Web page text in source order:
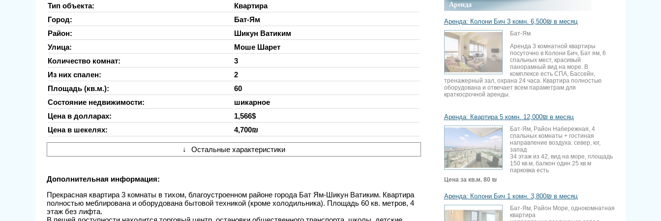
Тип объекта:
Квартира
Город:
Бат-Ям
Район:
Шикун Ватиким
Улица:
Моше Шарет
Количество комнат:
3
Из них спален:
2
Площадь (кв.м.):
60
Состояние недвижимости:
шикарное
Цена в долларах:
1,566$
Цена в шекелях:
4,700₪
↓ Остальные характеристики
Дополнительная информация:
Прекрасная квартира 3 комнаты в тихом, благоустроенном районе города Бат Ям-Шикун Ватиким. Квартира
полностью меблирована и оборудована бытовой техникой (кроме холодильника). Площадь 60 кв. метров, 4
этаж без лифта.
Аренда
Аренда: Колони Бич 3 комн. 6,500₪ в месяц
Бат-Ям
Аренда 3 комнатной квартиры
посуточно в Колони Бич, Бат ям, 6
спальных мест, красивый
панорамный вид на море. В
комплексе есть СПА, Бассейн,
тренажерный зал, охрана 24 часа. Квартира полностью
оборудована и отвечает всем параметрам для
краткосрочной аренды.
Аренда: Квартира 5 комн. 12,000₪ в месяц
Бат-Ям, Район Набережная, 4
спальных комнаты + гостиная
направление воздуха: север, юг,
запад
34 этаж из 42, вид на море, площадь
150 кв.м, балкон один 25 кв.м
парковка есть
Цена за кв.м. 80 ₪
Аренда: Колони Бич 1 комн. 3,800₪ в месяц
Бат-Ям, Район Море, однокомнатная
квартира